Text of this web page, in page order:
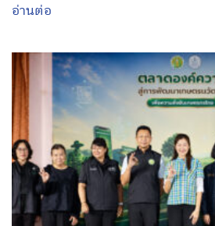
อ่านต่อ